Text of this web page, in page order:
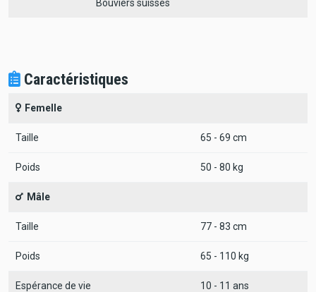
Bouviers suisses
Caractéristiques
Femelle
Taille 65 - 69 cm
Poids 50 - 80 kg
Mâle
Taille 77 - 83 cm
Poids 65 - 110 kg
Espérance de vie 10 - 11 ans